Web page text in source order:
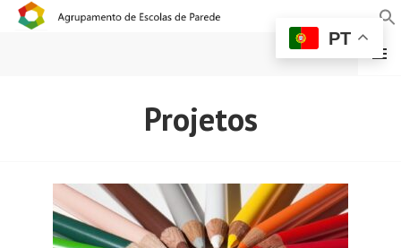
AGRUPAMENTO DE
MENU
Projetos
PT